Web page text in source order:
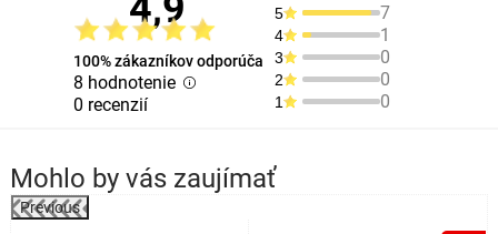
100% zákazníkov odporúča
8 hodnotenie
0 recenzií
5 7
4 1
3 0
2 0
1 0
Mohlo by vás zaujímať
Previous